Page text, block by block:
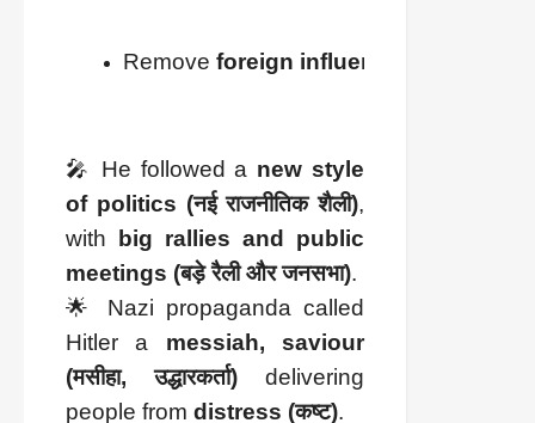
Remove foreign influences (विदेशी प्रभाव
🎤 He followed a new style
of politics (नई राजनीतिक शैली),
with
big rallies and public
meetings (बड़े रैली और जनसभा).
🌟 Nazi propaganda called
Hitler a messiah, saviour
(मसीहा, उद्धारकर्ता) delivering
people from distress (कष्ट).